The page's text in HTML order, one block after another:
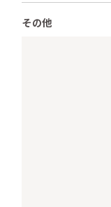
その他